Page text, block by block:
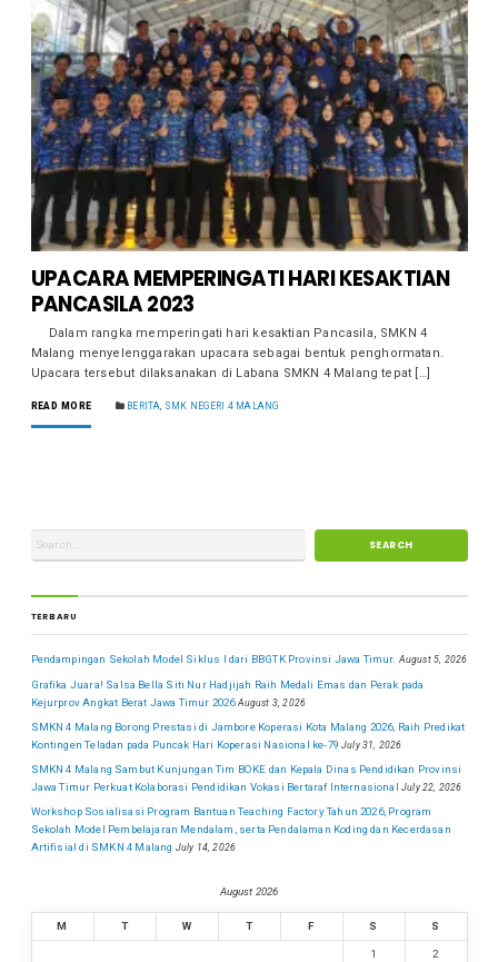
UPACARA MEMPERINGATI HARI KESAKTIAN
PANCASILA 2023
Dalam rangka memperingati hari kesaktian Pancasila, SMKN 4
Malang menyelenggarakan upacara sebagai bentuk penghormatan.
Upacara tersebut dilaksanakan di Labana SMKN 4 Malang tepat […]
READ MORE BERITA, SMK NEGERI 4 MALANG
TERBARU
Pendampingan Sekolah Model Siklus I dari BBGTK Provinsi Jawa Timur. August 5, 2026
Grafika Juara! Salsa Bella Siti Nur Hadjijah Raih Medali Emas dan Perak pada
Kejurprov Angkat Berat Jawa Timur 2026 August 3, 2026
SMKN 4 Malang Borong Prestasi di Jambore Koperasi Kota Malang 2026, Raih Predikat
Kontingen Teladan pada Puncak Hari Koperasi Nasional ke-79 July 31, 2026
SMKN 4 Malang Sambut Kunjungan Tim BOKE dan Kepala Dinas Pendidikan Provinsi
Jawa Timur Perkuat Kolaborasi Pendidikan Vokasi Bertaraf Internasional July 22, 2026
Workshop Sosialisasi Program Bantuan Teaching Factory Tahun 2026, Program
Sekolah Model Pembelajaran Mendalam, serta Pendalaman Koding dan Kecerdasan
Artifisial di SMKN 4 Malang July 14, 2026
August 2026
M T W T F S S
1 2